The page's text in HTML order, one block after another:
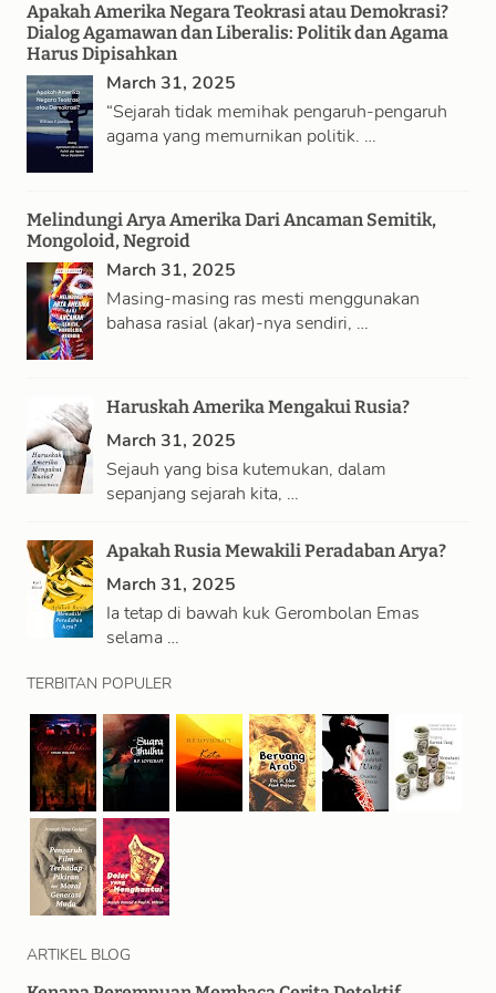
Apakah Amerika Negara Teokrasi atau Demokrasi?
Dialog Agamawan dan Liberalis: Politik dan Agama
Harus Dipisahkan
March 31, 2025
“Sejarah tidak memihak pengaruh-pengaruh
agama yang memurnikan politik. …
Melindungi Arya Amerika Dari Ancaman Semitik,
Mongoloid, Negroid
March 31, 2025
Masing-masing ras mesti menggunakan
bahasa rasial (akar)-nya sendiri, …
Haruskah Amerika Mengakui Rusia?
March 31, 2025
Sejauh yang bisa kutemukan, dalam
sepanjang sejarah kita, …
Apakah Rusia Mewakili Peradaban Arya?
March 31, 2025
Ia tetap di bawah kuk Gerombolan Emas
selama …
TERBITAN POPULER
ARTIKEL BLOG